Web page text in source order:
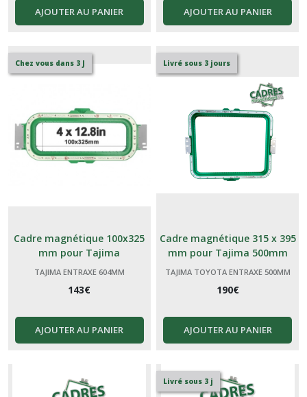
AJOUTER AU PANIER AJOUTER AU PANIER
Chez vous dans 3 J
Cadre magnétique 100x325
mm pour Tajima
TAJIMA ENTRAXE 604MM
143€
AJOUTER AU PANIER
Livré sous 3 jours
Cadre magnétique 315 x 395
mm pour Tajima 500mm
TAJIMA TOYOTA ENTRAXE 500MM
190€
AJOUTER AU PANIER
Livré sous 3 j